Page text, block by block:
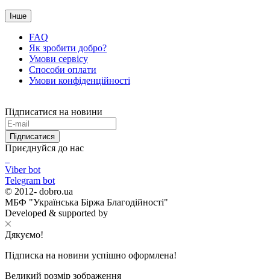
Інше
FAQ
Як зробити добро?
Умови сервісу
Способи оплати
Умови конфіденційності
Підписатися на новини
Підписатися
Приєднуйся до нас
Viber bot
Telegram bot
© 2012- dobro.ua
МБФ "Українська Біржа Благодійності"
Developed & supported by
Дякуємо!
Підписка на новини успішно оформлена!
Великий розмір зображення